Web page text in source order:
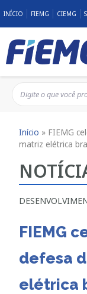
INÍCIO FIEMG CIEMG
Início » FIEMG
matriz elétrica
FIEMG
defesa
elétrica